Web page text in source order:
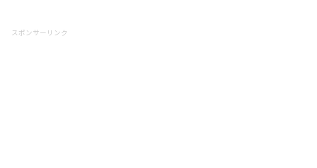
スポンサーリンク